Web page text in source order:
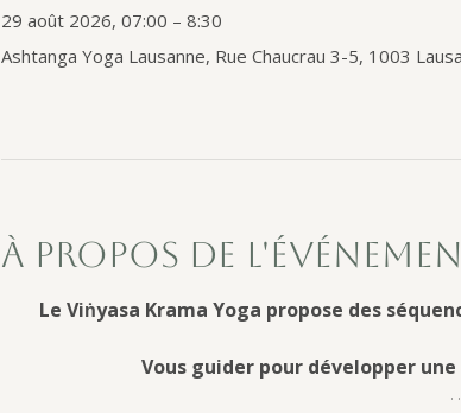
29 août 2026, 07:00 – 8:30
Ashtanga Yoga Lausanne, Rue Chaucrau 3-5, 1003
À propos de
Le Viṅyasa Krama Yoga propose des
Vous guider pour développer